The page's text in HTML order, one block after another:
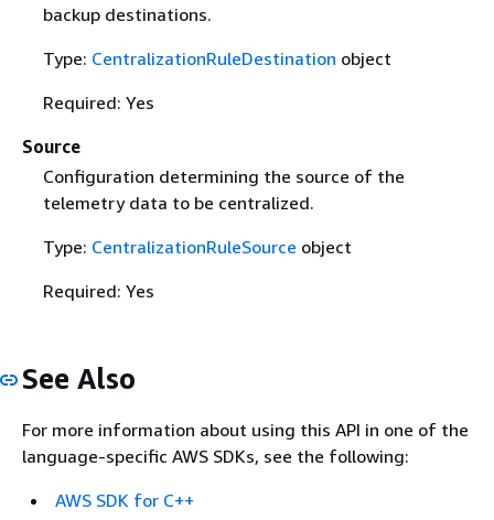
backup destinations.
Type: CentralizationRuleDestination object
Required: Yes
Source
Configuration determining the source of the
telemetry data to be centralized.
Type: CentralizationRuleSource object
Required: Yes
See Also
For more information about using this API in one of the
language-specific AWS SDKs, see the following:
AWS SDK for C++